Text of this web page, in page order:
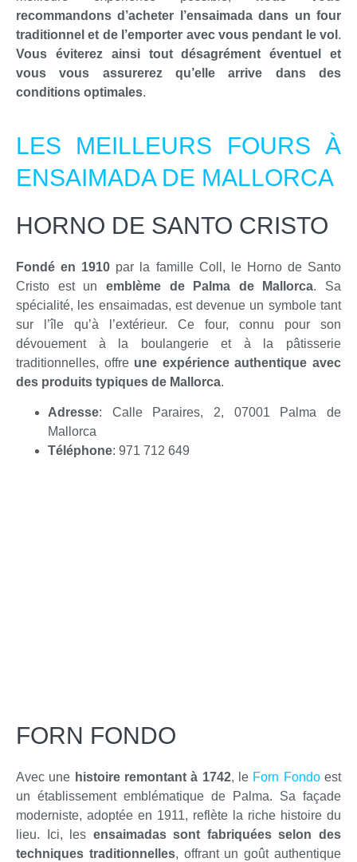
recommandons d’acheter l’ensaimada dans un four
traditionnel et de l’emporter avec vous pendant le vol .
Vous éviterez ainsi tout désagrément éventuel et
vous vous assurerez qu’elle arrive dans des
conditions optimales.
LES MEILLEURS FOURS À
ENSAIMADA DE MALLORCA
HORNO DE SANTO CRISTO
Fondé en 1910 par la famille Coll, le Horno de Santo
Cristo est un emblème de Palma de Mallorca. Sa
spécialité, les ensaimadas, est devenue un symbole tant
sur l’île qu’à l’extérieur. Ce four, connu pour son
dévouement à la boulangerie et à la pâtisserie
traditionnelles, offre une expérience authentique avec
des produits typiques de Mallorca.
Adresse: Calle Paraires, 2, 07001 Palma de
Mallorca
Téléphone: 971 712 649
FORN FONDO
Avec une histoire remontant à 1742, le Forn Fondoest
un établissement emblématique de Palma. Sa façade
moderniste, adoptée en 1911, reflète la riche histoire du
lieu. Ici, les ensaimadas sont fabriquées selon des
techniques traditionnelles, offrant un goût authentique